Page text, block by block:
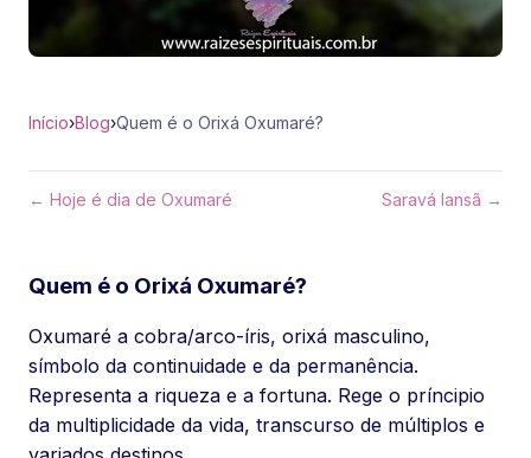
Início›Blog›Quem é o Orixá Oxumaré?
← Hoje é dia de Oxumaré Saravá Iansã →
Quem é o Orixá Oxumaré?
Oxumaré a cobra/arco-íris, orixá masculino,
símbolo da continuidade e da permanência.
Representa a riqueza e a fortuna. Rege o príncipio
da multiplicidade da vida, transcurso de múltiplos e